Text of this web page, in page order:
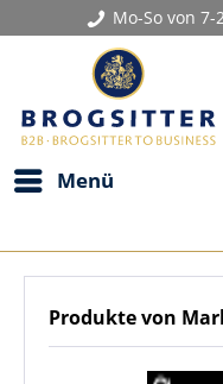
Mo-So von 7-
Menü
Produkte von